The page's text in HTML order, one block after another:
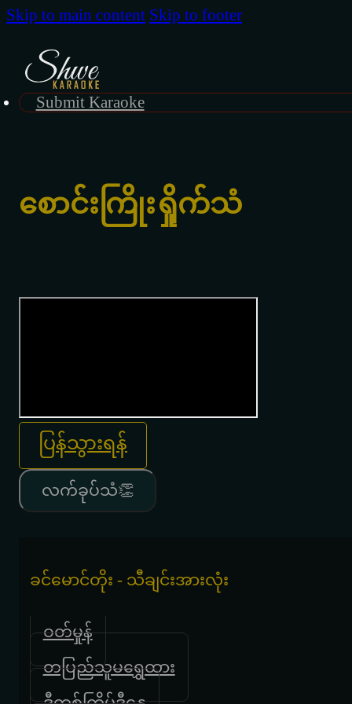
Skip to main content Skip to footer
Submit Karaoke
စောင်းကြိုးရှိုက်သံ
ပြန်သွားရန်
လက်ခုပ်သံ👏
ခင်မောင်တိုး - သီချင်းအားလုံး
ဝတ်မှုန်
တပြည်သူမရွှေထား